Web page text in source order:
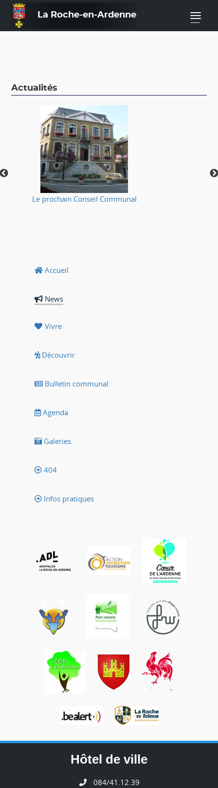
La Roche-en-Ardenne —
Actualités
Le prochain Conseil Communal
Accueil
News
Vivre
Découvrir
Bulletin communal
Agenda
Galeries
404
Infos pratiques
Hôtel de ville
084/41.12.39